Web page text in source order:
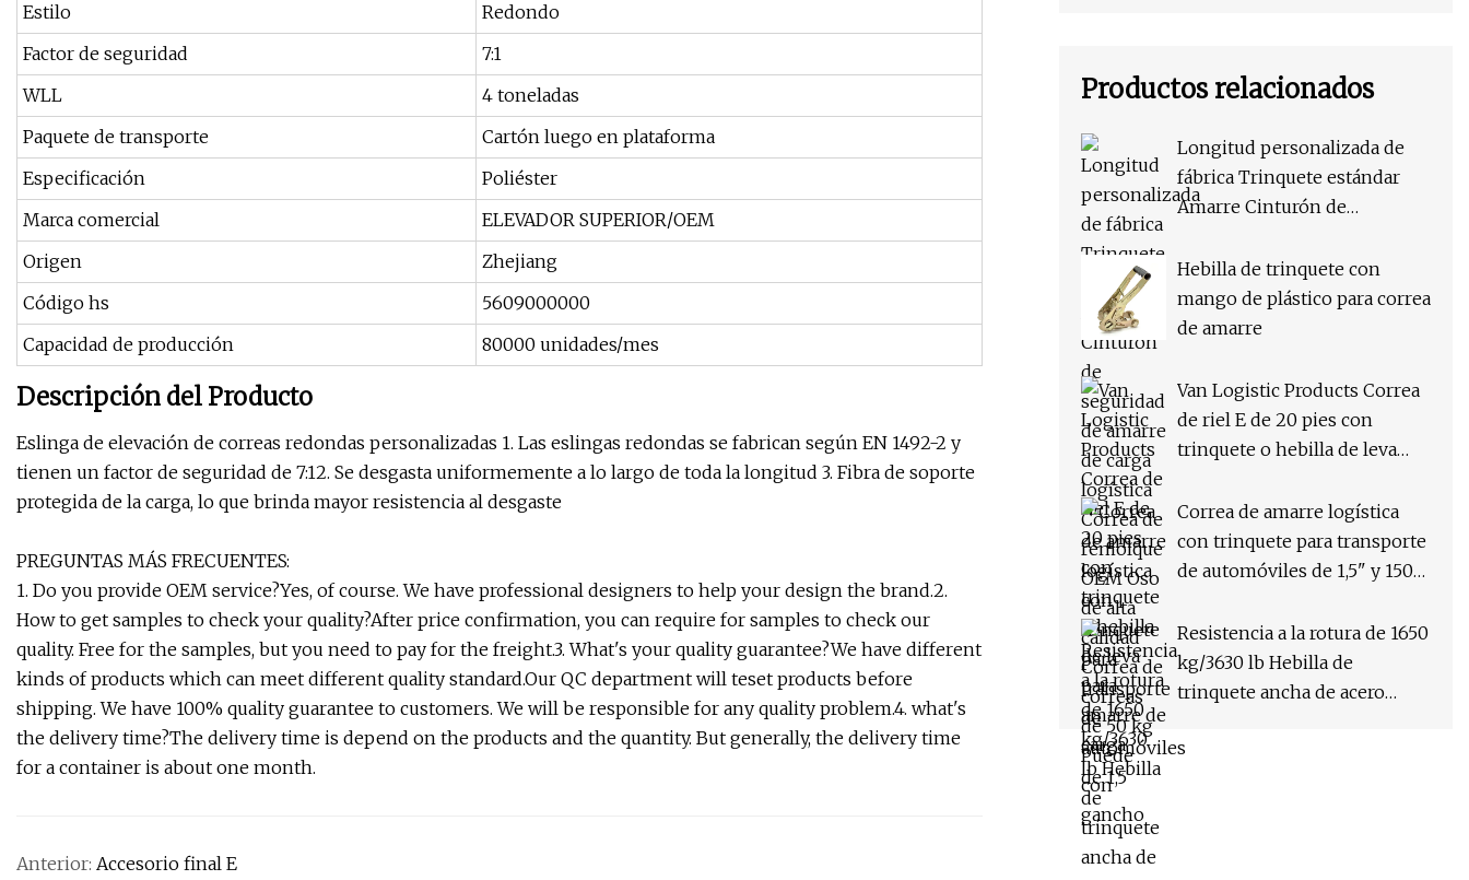
Estilo
Redondo
Factor de seguridad
7:1
WLL
4 toneladas
Paquete de transporte
Cartón luego en plataforma
Especificación
Poliéster
Marca comercial
ELEVADOR SUPERIOR/OEM
Origen
Zhejiang
Código hs
5609000000
Capacidad de producción
80000 unidades/mes
Descripción del Producto
Eslinga de elevación de correas redondas personalizadas 1. Las eslingas redondas se fabrican según EN 1492-2 y
tienen un factor de seguridad de 7:12. Se desgasta uniformemente a lo largo de toda la longitud 3. Fibra de soporte
protegida de la carga, lo que brinda mayor resistencia al desgaste
PREGUNTAS MÁS FRECUENTES:
1. Do you provide OEM service?Yes, of course. We have professional designers to help your design the brand.2.
How to get samples to check your quality?After price confirmation, you can require for samples to check our
quality. Free for the samples, but you need to pay for the freight.3. What's your quality guarantee?We have different
kinds of products which can meet different quality standard.Our QC department will teset products before
shipping. We have 100% quality guarantee to customers. We will be responsible for any quality problem.4. what's
the delivery time?The delivery time is depend on the products and the quantity. But generally, the delivery time
for a container is about one month.
Anterior: Accesorio final E
Productos relacionados
Longitud personalizada de
fábrica Trinquete estándar
Amarre Cinturón de
logística Correa de remolque
OEM Oso de alta calidad
Correa de correas de 50 kg
Hebilla de trinquete con
mango de plástico para correa
de amarre
Van Logistic Products Correa
de riel E de 20 pies con
trinquete o hebilla de leva
Correa de amarre logística
con trinquete para transporte
de automóviles de 1,5" y 1500
Resistencia a la rotura de 1650
kg/3630 lb Hebilla de
trinquete ancha de acero